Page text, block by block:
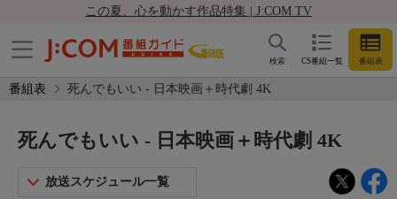
この夏、心を動かす作品特集 | J:COM TV
CS番組一覧 番組表
検索
番組表 死んでもいい - 日本映画＋時代劇 4K
死んでもいい - 日本映画＋時代劇 4K
放送スケジュール一覧